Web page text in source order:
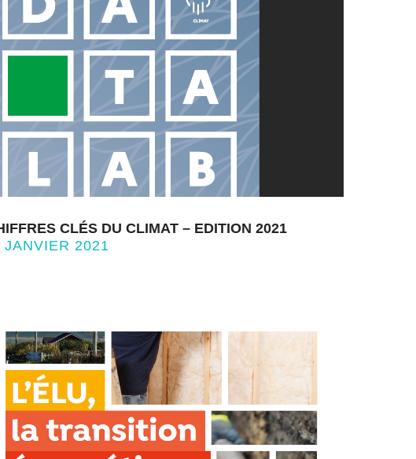
CLÉS DU CLIMAT – EDITION 2021
2021